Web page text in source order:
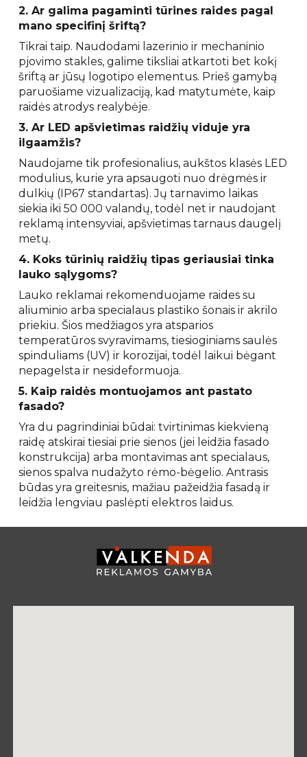
2. Ar galima pagaminti tūrines raides pagal
mano specifinį šriftą?
Tikrai taip. Naudodami lazerinio ir mechaninio
pjovimo stakles, galime tiksliai atkartoti bet kokį
šriftą ar jūsų logotipo elementus. Prieš gamybą
paruošiame vizualizaciją, kad matytumėte, kaip
raidės atrodys realybėje.
3. Ar LED apšvietimas raidžių viduje yra
ilgaamžis?
Naudojame tik profesionalius, aukštos klasės LED
modulius, kurie yra apsaugoti nuo drėgmės ir
dulkių (IP67 standartas). Jų tarnavimo laikas
siekia iki 50 000 valandų, todėl net ir naudojant
reklamą intensyviai, apšvietimas tarnaus daugelį
metų.
4. Koks tūrinių raidžių tipas geriausiai tinka
lauko sąlygoms?
Lauko reklamai rekomenduojame raides su
aliuminio arba specialaus plastiko šonais ir akrilo
priekiu. Šios medžiagos yra atsparios
temperatūros svyravimams, tiesioginiams saulės
spinduliams (UV) ir korozijai, todėl laikui bėgant
nepagelsta ir nesideformuoja.
5. Kaip raidės montuojamos ant pastato
fasado?
Yra du pagrindiniai būdai: tvirtinimas kiekvieną
raidę atskirai tiesiai prie sienos (jei leidžia fasado
konstrukcija) arba montavimas ant specialaus,
sienos spalva nudažyto rėmo-bėgelio. Antrasis
būdas yra greitesnis, mažiau pažeidžia fasadą ir
leidžia lengviau paslėpti elektros laidus.